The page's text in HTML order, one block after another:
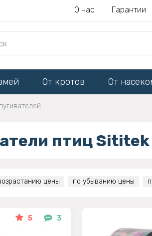
О нас Гарантии
От кротов От
птиц Sititek
цены по убыванию цены
5 3